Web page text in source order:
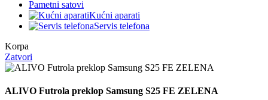
Pametni satovi
Kućni aparati
Servis telefona
Korpa
Zatvori
ALIVO Futrola preklop Samsung S25 FE ZELENA